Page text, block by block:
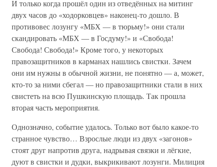
И только когда прошёл один из отведённых на митинг
двух часов до «ходорковцев» наконец-то дошло. В
противовес лозунгу «МБХ — в тюрьму!» они стали
скандировать «МБХ — в Госдуму!» и «Свобода!
Свобода! Свобода!» Кроме того, у некоторых
правозащитников в карманах нашлись свистки. Зачем
они им нужны в обычной жизни, не понятно — а, может,
кто-то за ними сбегал — но правозащитники стали в них
свистеть на всю Пушкинскую площадь. Так прошла
вторая часть мероприятия.
Однозначно, событие удалось. Только вот было какое-то
странное чувство… Взрослые люди из двух «загонов»
стоят друг напротив друга, надрывая связки и лёгкие,
дуют в свистки и дудки, выкрикивают лозунги. Милиция